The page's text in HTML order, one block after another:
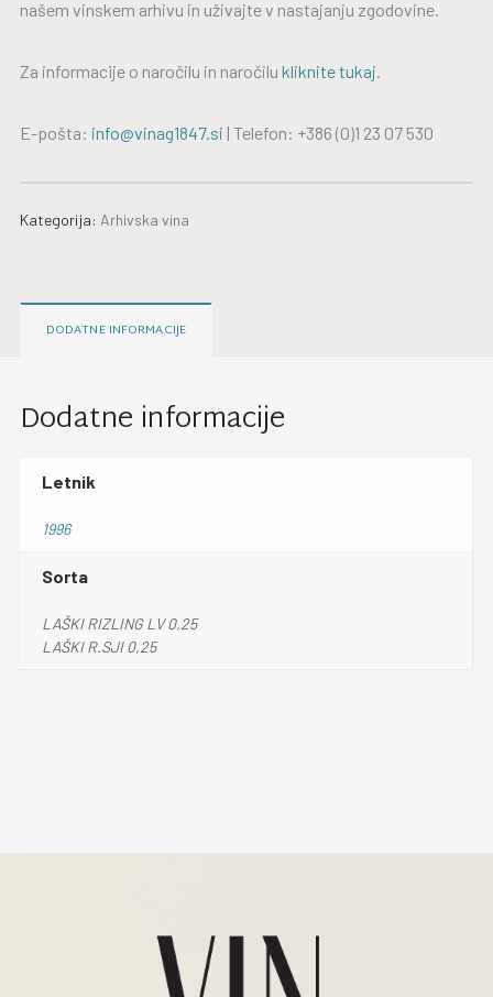
našem vinskem arhivu in uživajte v nastajanju zgodovine.
Za informacije o naročilu in naročilu kliknite tukaj.
E-pošta: info@vinag1847.si | Telefon: +386 (0)1 23 07 530
Kategorija: Arhivska vina
DODATNE INFORMACIJE
Dodatne informacije
Letnik
1996
Sorta
LAŠKI RIZLING LV 0,25
LAŠKI R.SJI 0,25